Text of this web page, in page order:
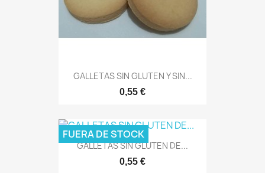
GALLETAS SIN GLUTEN Y SIN...
0,55 €
GALLETAS SIN GLUTEN DE...
0,55 €
FUERA DE STOCK